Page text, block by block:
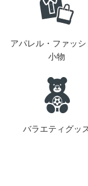
アパレル・ファッシ
小物
バラエティグッ